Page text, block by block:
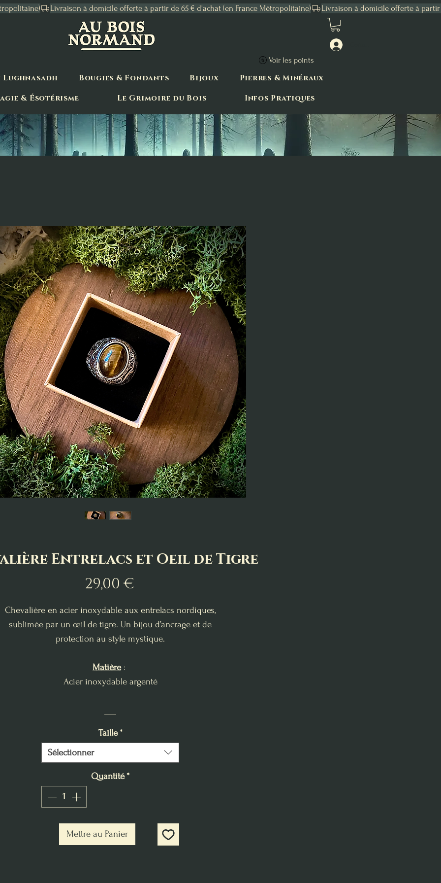
Bougies & Fondants Bijoux
Pierres & Minéraux
& Ésotérisme
Le Grimoire du Bois Infos Pratiques
Voir les points
Entrelacs et Oeil de Tigre
29,00 €Prix
Chevalière en acier inoxydable aux entrelacs nordiques,
sublimée par un œil de tigre. Un bijou d’ancrage et de
protection au style mystique.
Matière:
Acier inoxydable argenté
Taille *
Sélectionner
Quantité*
Mettre au Panier